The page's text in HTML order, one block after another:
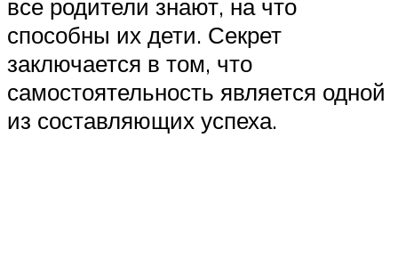
все родители знают, на что
способны их дети. Секрет
заключается в том, что
самостоятельность является одной
из составляющих успеха.